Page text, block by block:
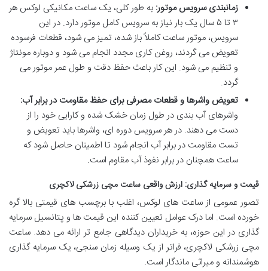
زمانبندی سرویس موتور: به طور کلی، یک ساعت مکانیکی لوکس هر
۳ تا ۵ سال یک بار نیاز به سرویس کامل موتور دارد. در این
سرویس، موتور ساعت کاملاً باز شده، تمیز می شود، قطعات فرسوده
تعویض می گردند، روغن کاری مجدد انجام می شود و دوباره مونتاژ
و تنظیم می شود. این کار باعث حفظ دقت و طول عمر موتور می
گردد.
تعویض واشرها و قطعات مصرفی برای حفظ مقاومت در برابر آب:
واشرهای آب بندی در طول زمان خشک شده و کارایی خود را از
دست می دهند. در هر سرویس دوره ای، واشرها باید تعویض و
تست مقاومت در برابر آب انجام شود تا اطمینان حاصل شود که
ساعت همچنان در برابر نفوذ آب مقاوم است.
قیمت و سرمایه گذاری: ارزش واقعی ساعت مچی زرشکی لاکچری
تصور عمومی از ساعت های لوکس، اغلب با برچسب های قیمتی بالا گره
خورده است. اما درک عوامل تعیین کننده این قیمت ها و پتانسیل سرمایه
گذاری در این حوزه، به خریداران دیدگاهی جامع تر ارائه می دهد. ساعت
مچی زرشکی لاکچری، فراتر از یک وسیله زمان سنجی، یک سرمایه گذاری
هوشمندانه و میراثی ماندگار است.